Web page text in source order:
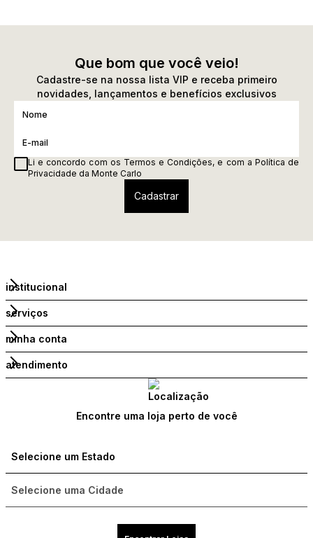
Que bom que você veio!
Cadastre-se na nossa lista VIP e receba primeiro
novidades, lançamentos e benefícios exclusivos
Li e concordo com os Termos e Condições, e com a Política de
Privacidade da Monte Carlo
institucional
serviços
minha conta
atendimento
Encontre uma loja perto de você